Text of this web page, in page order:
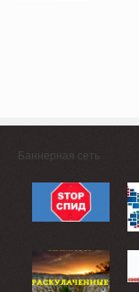
Баннерная сеть